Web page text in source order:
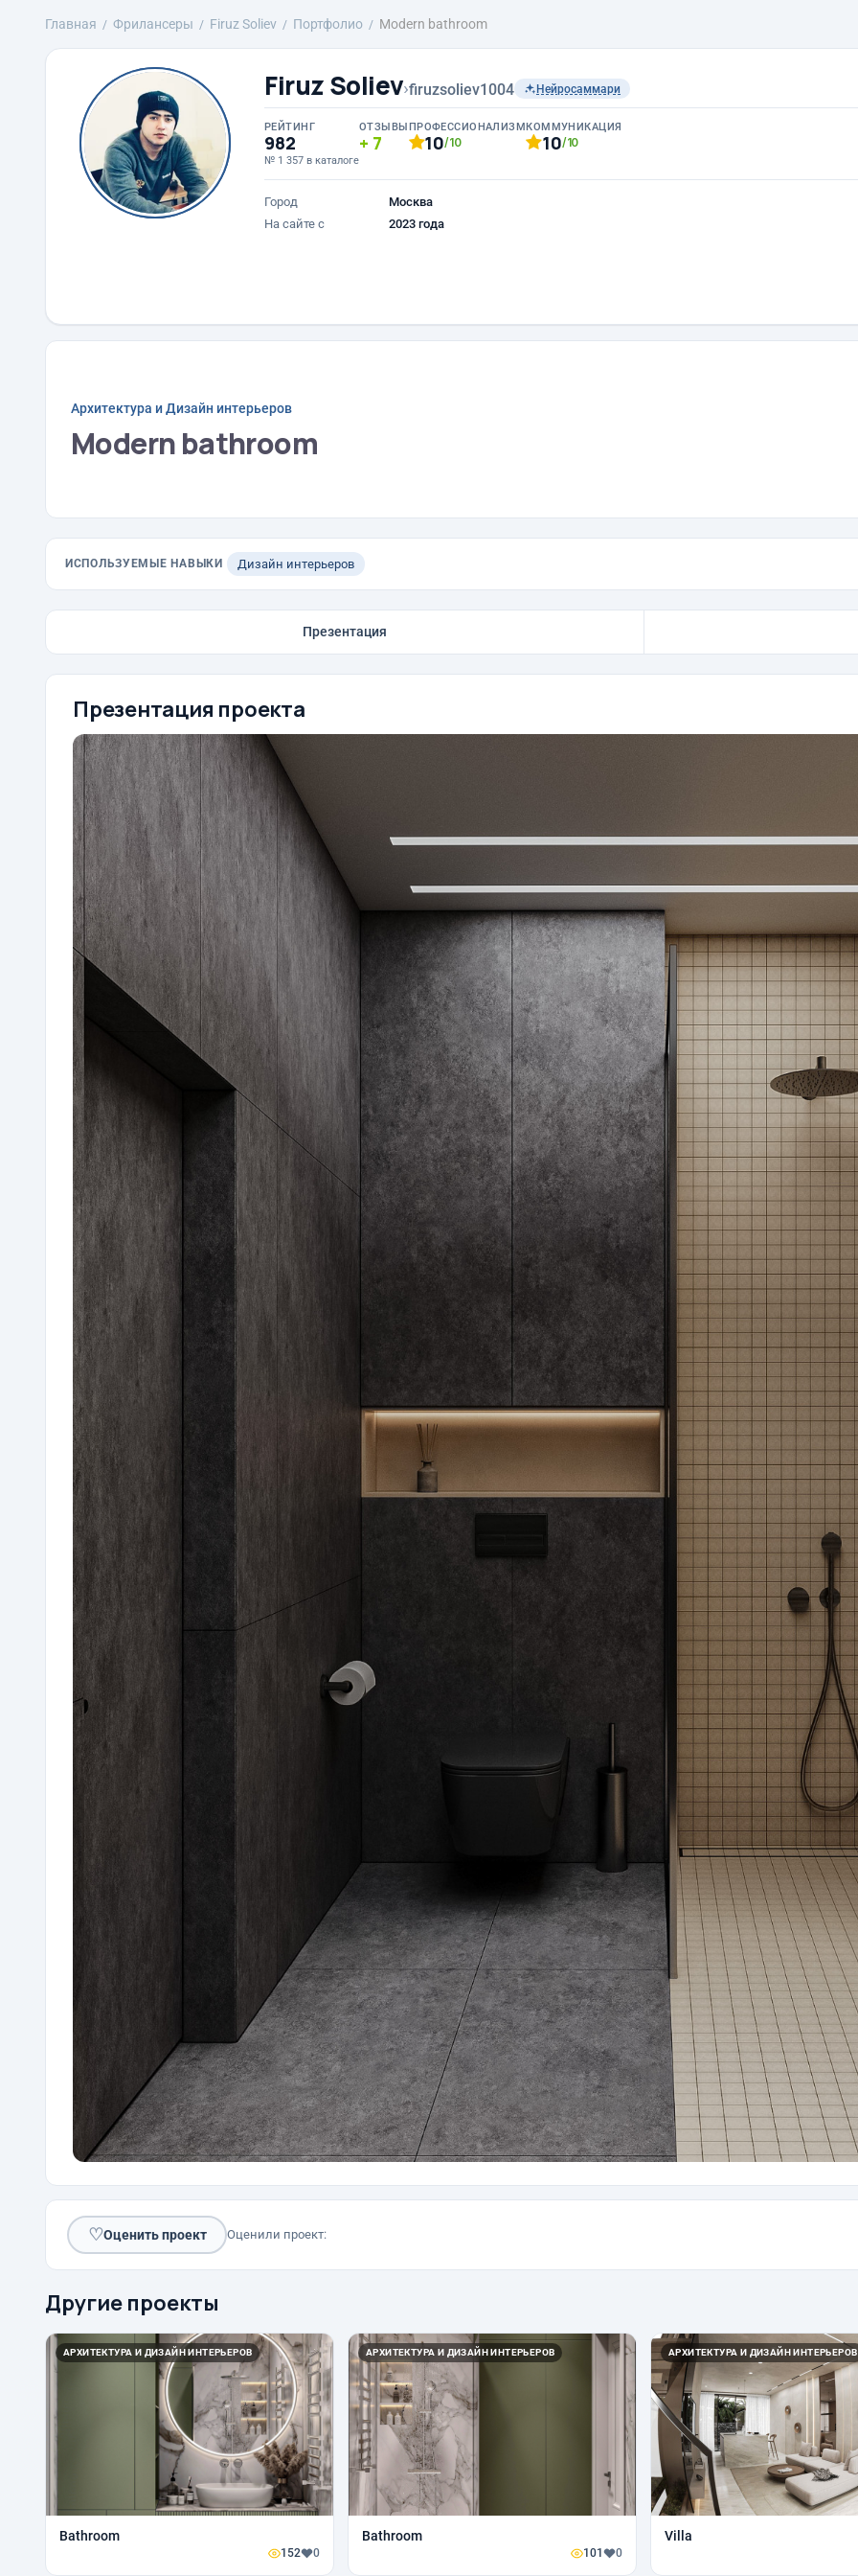
Главная Фрилансеры Firuz Soliev Портфолио Modern bathroom
Firuz Soliev›firuzsoliev1004 Нейросаммари
РЕЙТИНГ
982
№ 1 357 в каталоге
ОТЗЫВЫ
7
ПРОФЕССИОНАЛИЗМ
10/10
КОММУНИКАЦИЯ
10/10
Город
Москва
На сайте с
2023 года
Архитектура и Дизайн интерьеров
Modern bathroom
ИСПОЛЬЗУЕМЫЕ НАВЫКИ Дизайн интерьеров
Презентация
Презентация проекта
♡Оценить проект Оценили проект:
Другие проекты
АРХИТЕКТУРА И ДИЗАЙН ИНТЕРЬЕРОВ
Bathroom
152 0
АРХИТЕКТУРА И ДИЗАЙН ИНТЕРЬЕРОВ
Bathroom
101 0
АРХИТЕКТУРА И ДИЗАЙН ИНТЕРЬЕРОВ
Villa